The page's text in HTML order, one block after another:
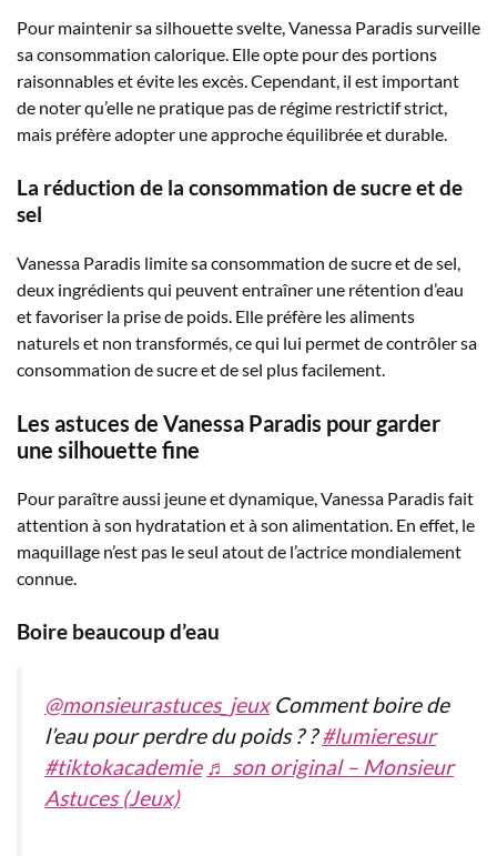
Pour maintenir sa silhouette svelte, Vanessa Paradis surveille
sa consommation calorique. Elle opte pour des portions
raisonnables et évite les excès. Cependant, il est important
de noter qu’elle ne pratique pas de régime restrictif strict,
mais préfère adopter une approche équilibrée et durable.
La réduction de la consommation de sucre et de
sel
Vanessa Paradis limite sa consommation de sucre et de sel,
deux ingrédients qui peuvent entraîner une rétention d’eau
et favoriser la prise de poids. Elle préfère les aliments
naturels et non transformés, ce qui lui permet de contrôler sa
consommation de sucre et de sel plus facilement.
Les astuces de Vanessa Paradis pour garder
une silhouette fine
Pour paraître aussi jeune et dynamique, Vanessa Paradis fait
attention à son hydratation et à son alimentation. En effet, le
maquillage n’est pas le seul atout de l’actrice mondialement
connue.
Boire beaucoup d’eau
@monsieurastuces_jeuxComment boire de
l’eau pour perdre du poids ? ?#lumieresur
#tiktokacademie ♬ son original – Monsieur
Astuces (Jeux)